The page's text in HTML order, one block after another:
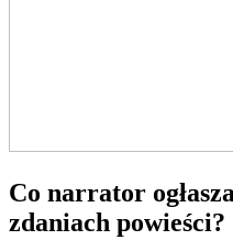
Co narrator
zdaniach powieści?